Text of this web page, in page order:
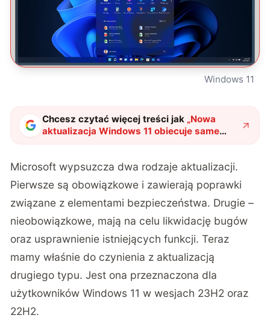
Windows 11
Chcesz czytać więcej treści jak „Nowa
aktualizacja Windows 11 obiecuje same
poprawki. Co kokretnie ulepszy?"?
Microsoft wypsuzcza dwa rodzaje aktualizacji.
Pierwsze są obowiązkowe i zawierają poprawki
związane z elementami bezpieczeństwa. Drugie –
nieobowiązkowe, mają na celu likwidację bugów
oraz usprawnienie istniejących funkcji. Teraz
mamy właśnie do czynienia z aktualizacją
drugiego typu. Jest ona przeznaczona dla
użytkowników Windows 11 w wesjach 23H2 oraz
22H2.